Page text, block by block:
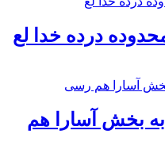
درده خدا لع
به بخش آسارا هم